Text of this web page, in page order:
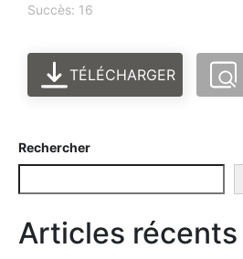
Succès: 16
TÉLÉCHARGER
Rechercher
Articles récents